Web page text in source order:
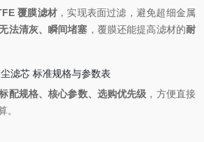
覆膜滤材 ，实现表面过滤，避免超细金属
法清灰、瞬间堵塞 ，覆膜还能提高滤材的耐
滤芯 标准规格与参数表
配规格、核心参数、选购优先级 ，方便直接
。